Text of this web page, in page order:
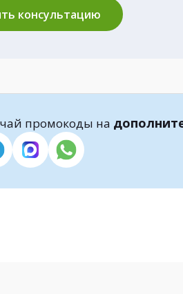
консультацию
промокоды на